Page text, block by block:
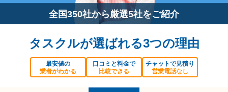
全国350社から厳選5社をご紹介
タスクルが選ばれる3つの理由
最安値の
業者がわかる
口コミと料金で
比較できる
チャットで見積り
営業電話なし